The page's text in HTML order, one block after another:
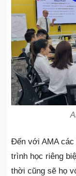
Đến với AMA
trình học riêng
thời cũng sẽ họ